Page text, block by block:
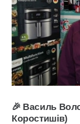
🎉 Василь
Коростишів)